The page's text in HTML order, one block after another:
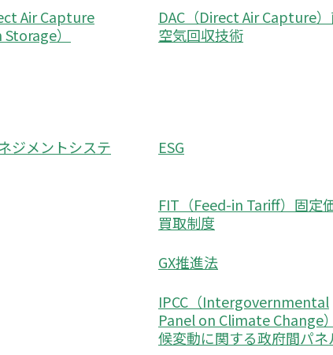
Air Capture
）
DAC（Direct Air Capture
空気回収技術
ジメントシステ
ESG
FIT（Feed-in Tariff）固定
買取制度
GX推進法
IPCC（Intergovernmental
Panel on Climate Change
候変動に関する政府間パネ